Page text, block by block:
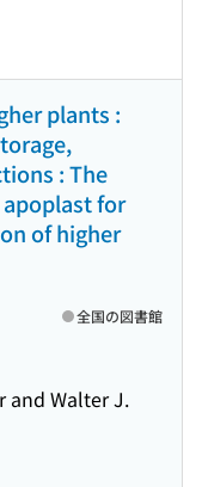
plants :
: The
for
of higher
and Walter J.
全国の図書館